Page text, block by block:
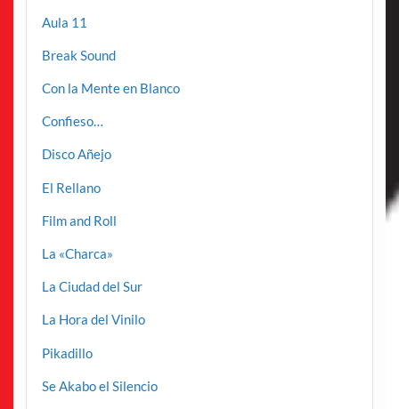
Aula 11
Break Sound
Con la Mente en Blanco
Confieso…
Disco Añejo
El Rellano
Film and Roll
La «Charca»
La Ciudad del Sur
La Hora del Vinilo
Pikadillo
Se Akabo el Silencio